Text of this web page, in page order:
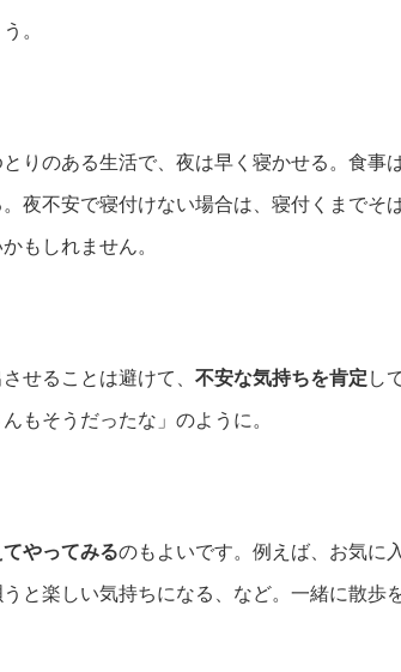
。
りのある生活で、夜は早く寝かせる。食事
夜不安で寝付けない場合は、寝付くまでそ
もしれません。
せることは避けて、 不安な気持ちを肯定 し
もそうだったな」のように。
やってみるのもよいです。例えば、お気に
と楽しい気持ちになる、など。一緒に散歩